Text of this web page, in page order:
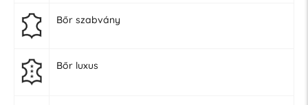
Bőr szabvány
Bőr luxus